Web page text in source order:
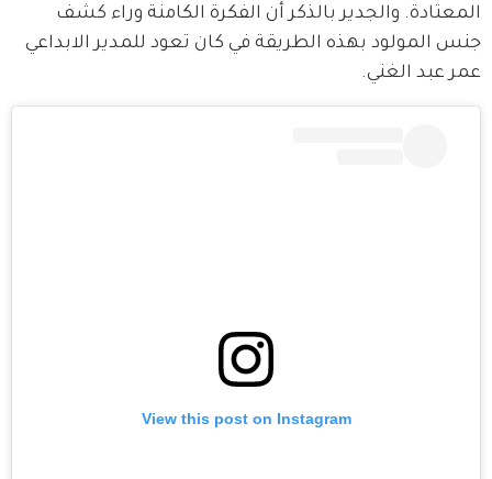
المعتادة. والجدير بالذكر أن الفكرة الكامنة وراء كشف
جنس المولود بهذه الطريقة في كان تعود للمدير الابداعي
عمر عبد الغني.
View this post on Instagram